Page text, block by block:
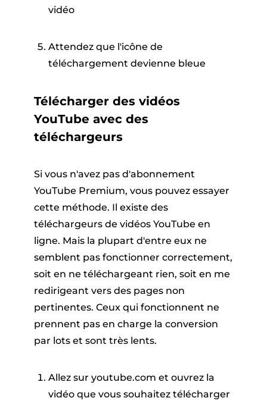
vidéo
Attendez que l'icône de
téléchargement devienne bleue
Télécharger des vidéos
YouTube avec des
téléchargeurs
Si vous n'avez pas d'abonnement
YouTube Premium, vous pouvez essayer
cette méthode. Il existe des
téléchargeurs de vidéos YouTube en
ligne. Mais la plupart d'entre eux ne
semblent pas fonctionner correctement,
soit en ne téléchargeant rien, soit en me
redirigeant vers des pages non
pertinentes. Ceux qui fonctionnent ne
prennent pas en charge la conversion
par lots et sont très lents.
Allez sur youtube.com et ouvrez la
vidéo que vous souhaitez télécharger